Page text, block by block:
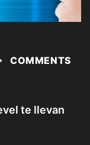
COMMENTS
te llevan